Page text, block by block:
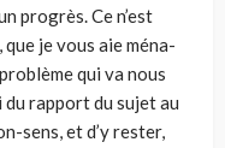
progrès. Ce n’est
je vous aie ména­
qui va nous
du rapport du sujet au
sens, et d’y rester,